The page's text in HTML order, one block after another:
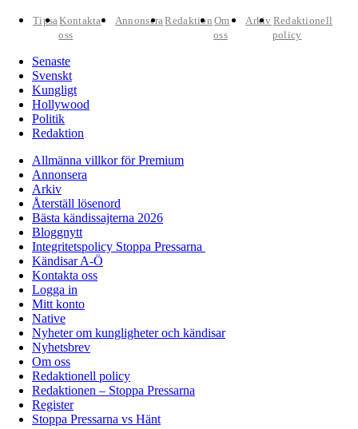
TipsaKontakta
oss
AnnonseraRedaktion Om
oss
Arkiv Redaktionell
policy
Senaste
Svenskt
Kungligt
Hollywood
Politik
Redaktion
Allmänna villkor för Premium
Annonsera
Arkiv
Återställ lösenord
Bästa kändissajterna 2026
Bloggnytt
Integritetspolicy Stoppa Pressarna
Kändisar A-Ö
Kontakta oss
Logga in
Mitt konto
Native
Nyheter om kungligheter och kändisar
Nyhetsbrev
Om oss
Redaktionell policy
Redaktionen – Stoppa Pressarna
Register
Stoppa Pressarna vs Hänt